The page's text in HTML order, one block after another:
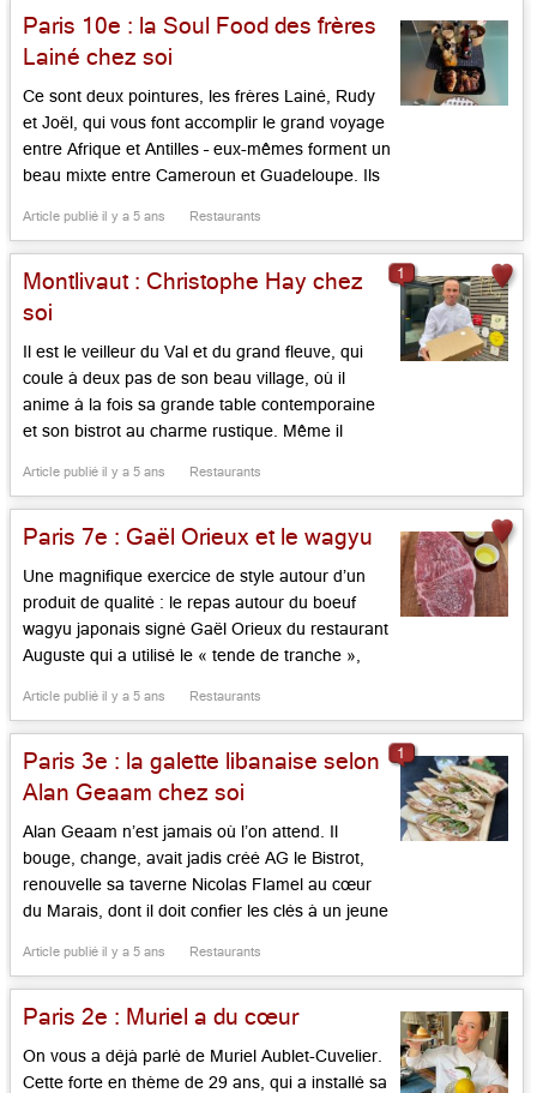
légumes, les […]...
Paris 10e : la Soul Food des frères
Lainé chez soi
Ce sont deux pointures, les frères Lainé, Rudy
et Joël, qui vous font accomplir le grand voyage
entre Afrique et Antilles – eux-mêmes forment un
beau mixte entre Cameroun et Guadeloupe. Ils
françaises à Paris (le Véfour, le Lutétia,
Fauchon, Ledoyen, le Plaza Athénée, le Jules
Verne et le […]...
Article publié il y a 5 ans Restaurants
Montlivaut : Christophe Hay chez
soi
Il est le veilleur du Val et du grand fleuve, qui
coule à deux pas de son beau village, où il
anime à la fois sa grande table contemporaine
et son bistrot au charme rustique. Même il
ancien hôpital de Blois, dont il fera son neuf
domaine de […]...
Article publié il y a 5 ans Restaurants
1
Paris 7e : Gaël Orieux et le wagyu
Une magnifique exercice de style autour d’un
produit de qualité : le repas autour du boeuf
wagyu japonais signé Gaël Orieux du restaurant
Auguste qui a utilisé le « tende de tranche »,
pour le cuire en deux façons, à faire saisir
vivement, en pièce épaisse et croustillante, à
[…]...
Article publié il y a 5 ans Restaurants
Paris 3e : la galette libanaise selon
Alan Geaam chez soi
Alan Geaam n’est jamais où l’on attend. Il
bouge, change, avait jadis créé AG le Bistrot,
renouvelle sa taverne Nicolas Flamel au cœur
du Marais, dont il doit confier les clés à un jeune
second de Sylvestre Wahid, met en relief sa
table étoilée portant son nom rue Lauriston,
[…]...
Article publié il y a 5 ans Restaurants
1
Paris 2e : Muriel a du cœur
On vous a déjà parlé de Muriel Aublet-Cuvelier.
Cette forte en thème de 29 ans, qui a installé sa